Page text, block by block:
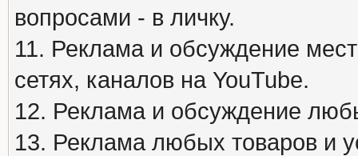
вопросами - в личку.
11. Реклама и обсуждение
сетях, каналов на YouTube.
12. Реклама и обсуждение
13. Реклама любых товаров и